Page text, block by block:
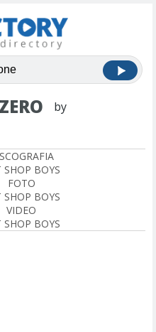
by
SHOP BOYS
FOTO
SHOP BOYS
VIDEO
SHOP BOYS